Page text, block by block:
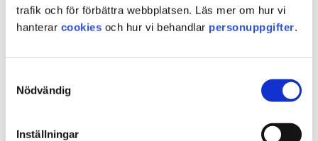
trafik och för förbättra webbplatsen. Läs mer om hur vi
hanterar cookies och hur vi behandlar personuppgifter.
Nödvändig
Inställningar